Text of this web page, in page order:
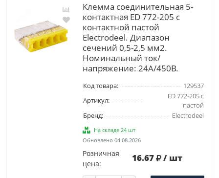
Клемма соединительная 5-
контактная ED 772-205 с
контактной пастой
Elеctrodeel. Диапазон
сечений 0,5-2,5 мм2.
Номинальный ток/
напряжение: 24А/450В.
Код товара:
129537
Артикул:
ED 772-205 с
пастой
Бренд:
Electrodeel
На складе 24 шт
Обновлено 04.08.2026
Розничная
цена:
16.67 / шт